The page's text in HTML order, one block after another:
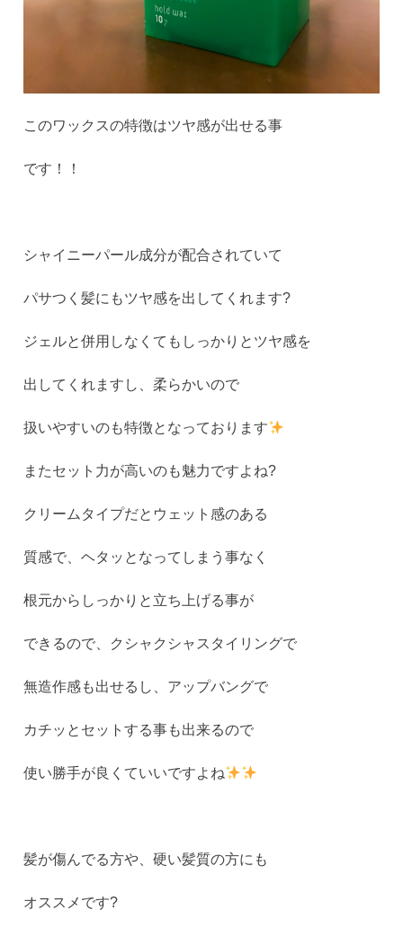
このワックスの特徴はツヤ感が出せる事
です！！
シャイニーパール成分が配合されていて
パサつく髪にもツヤ感を出してくれます?
ジェルと併用しなくてもしっかりとツヤ感を
出してくれますし、柔らかいので
扱いやすいのも特徴となっております
またセット力が高いのも魅力ですよね?
クリームタイプだとウェット感のある
質感で、ヘタッとなってしまう事なく
根元からしっかりと立ち上げる事が
できるので、クシャクシャスタイリングで
無造作感も出せるし、アップバングで
カチッとセットする事も出来るので
使い勝手が良くていいですよね
髪が傷んでる方や、硬い髪質の方にも
オススメです?